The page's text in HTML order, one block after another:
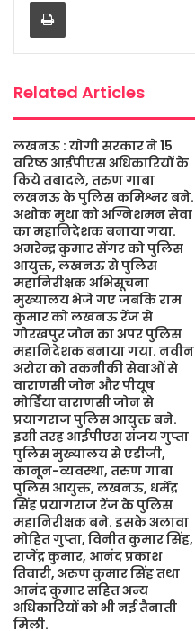
o
o
Related Articles
लखनऊ : योगी सरकार ने 15
वरिष्ठ आईपीएस अधिकारियों के
किये तबादले, तरुण गाबा
लखनऊ के पुलिस कमिश्नर बने.
अशोक मुथा को अग्निशमन सेवा
का महानिदेशक बनाया गया.
अमरेन्द्र कुमार सेंगर को पुलिस
आयुक्त, लखनऊ से पुलिस
महानिरीक्षक अभिसूचना
मुख्यालय भेजे गए जबकि राम
कुमार को लखनऊ रेंज से
गोरखपुर जोन का अपर पुलिस
महानिदेशक बनाया गया. नवीन
अरोरा को तकनीकी सेवाओं से
वाराणसी जोन और पीयूष
मोर्डिया वाराणसी जोन से
प्रयागराज पुलिस आयुक्त बने.
इसी तरह आईपीएस संजय गुप्ता
पुलिस मुख्यालय से एडीजी,
कानून-व्यवस्था, तरुण गाबा
पुलिस आयुक्त, लखनऊ, धर्मेंद्र
सिंह प्रयागराज रेंज के पुलिस
महानिरीक्षक बने. इसके अलावा
मोहित गुप्ता, विनीत कुमार सिंह,
राजेंद्र कुमार, आनंद प्रकाश
तिवारी, अरुण कुमार सिंह तथा
आनंद कुमार सहित अन्य
अधिकारियों को भी नई तैनाती
मिली.